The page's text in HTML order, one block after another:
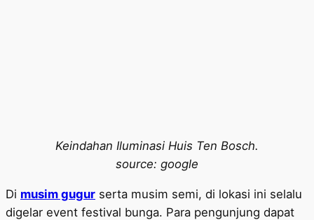
Keindahan Iluminasi Huis Ten Bosch.
source: google
Di musim gugur serta musim semi, di lokasi ini selalu
digelar event festival bunga. Para pengunjung dapat